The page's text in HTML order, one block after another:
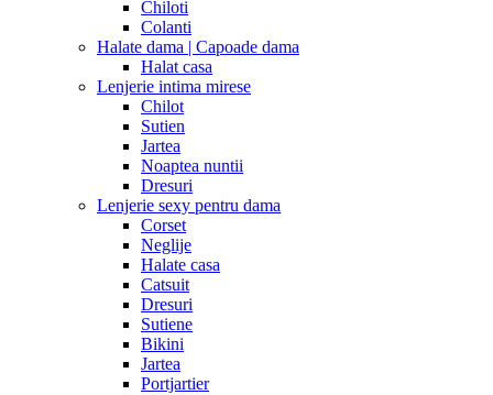
Chiloti
Colanti
Halate dama | Capoade dama
Halat casa
Lenjerie intima mirese
Chilot
Sutien
Jartea
Noaptea nuntii
Dresuri
Lenjerie sexy pentru dama
Corset
Neglije
Halate casa
Catsuit
Dresuri
Sutiene
Bikini
Jartea
Portjartier